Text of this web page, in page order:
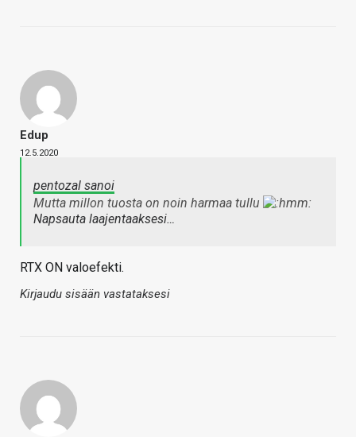
Edup
12.5.2020
pentozal sanoi
Mutta millon tuosta on noin harmaa tullu
Napsauta laajentaaksesi…
RTX ON valoefekti.
Kirjaudu sisään vastataksesi